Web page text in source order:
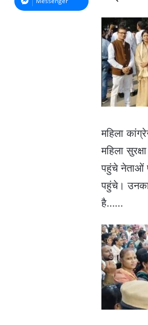
महिला
महिला
पहुंचे नेताओं
पहुंचे। उनका
है……
i